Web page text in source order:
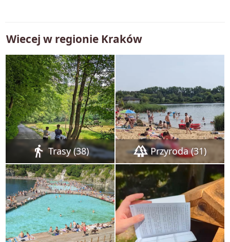
Wiecej w regionie Kraków
directions_walkTrasy (38) forestPrzyroda (31)